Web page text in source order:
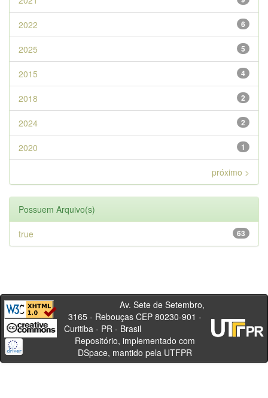
6
2022
5
2025
4
2015
2
2018
2
2024
1
2020
próximo >
Possuem Arquivo(s)
63
true
Av. Sete de Setembro,
3165 - Rebouças CEP 80230-901 -
Curitiba - PR - Brasil
Repositório, implementado com
DSpace, mantido pela UTFPR